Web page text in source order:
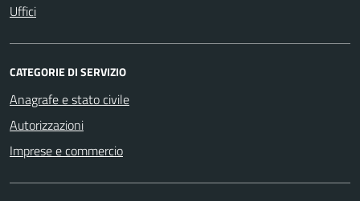
Uffici
CATEGORIE DI SERVIZIO
Anagrafe e stato civile
Autorizzazioni
Imprese e commercio